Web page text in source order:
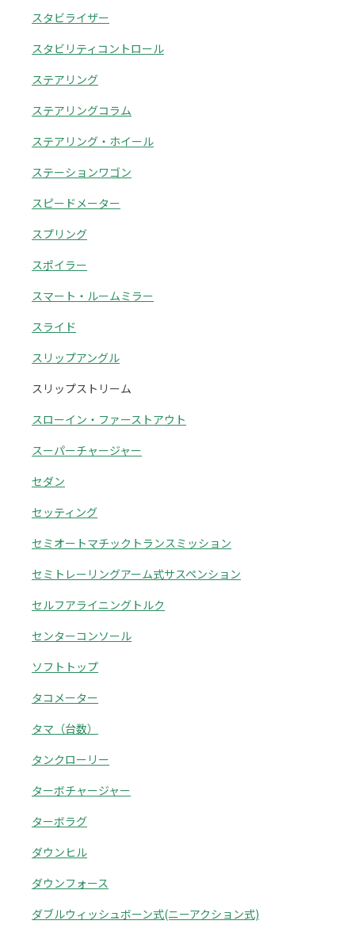
スタビライザー
スタビリティコントロール
ステアリング
ステアリングコラム
ステアリング・ホイール
ステーションワゴン
スピードメーター
スプリング
スポイラー
スマート・ルームミラー
スライド
スリップアングル
スリップストリーム
スローイン・ファーストアウト
スーパーチャージャー
セダン
セッティング
セミオートマチックトランスミッション
セミトレーリングアーム式サスペンション
セルフアライニングトルク
センターコンソール
ソフトトップ
タコメーター
タマ（台数）
タンクローリー
ターボチャージャー
ターボラグ
ダウンヒル
ダウンフォース
ダブルウィッシュボーン式(ニーアクション式)